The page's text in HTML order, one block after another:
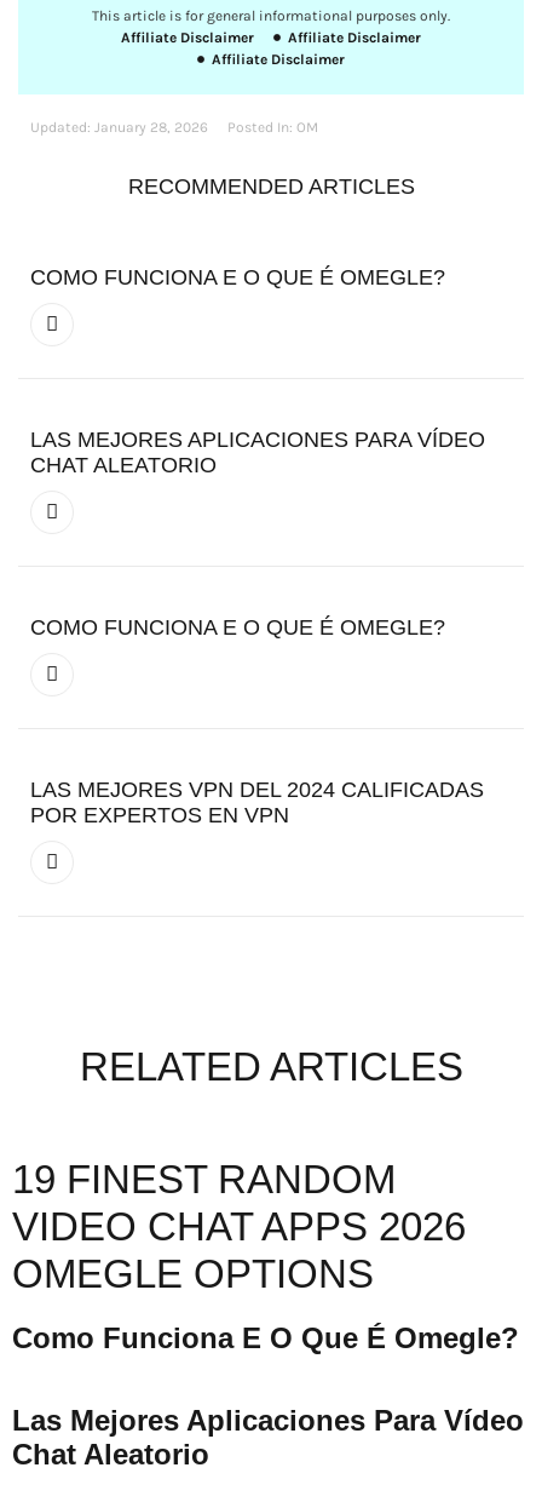
This article is for general informational purposes only.
Affiliate Disclaimer
Affiliate Disclaimer
Affiliate Disclaimer
Updated: January 28, 2026 Posted In: OM
RECOMMENDED ARTICLES
COMO FUNCIONA E O QUE É OMEGLE?
LAS MEJORES APLICACIONES PARA VÍDEO
CHAT ALEATORIO
COMO FUNCIONA E O QUE É OMEGLE?
LAS MEJORES VPN DEL 2024 CALIFICADAS
POR EXPERTOS EN VPN
RELATED ARTICLES
19 FINEST RANDOM
VIDEO CHAT APPS 2026
OMEGLE OPTIONS
Como Funciona E O Que É Omegle?
Las Mejores Aplicaciones Para Vídeo
Chat Aleatorio